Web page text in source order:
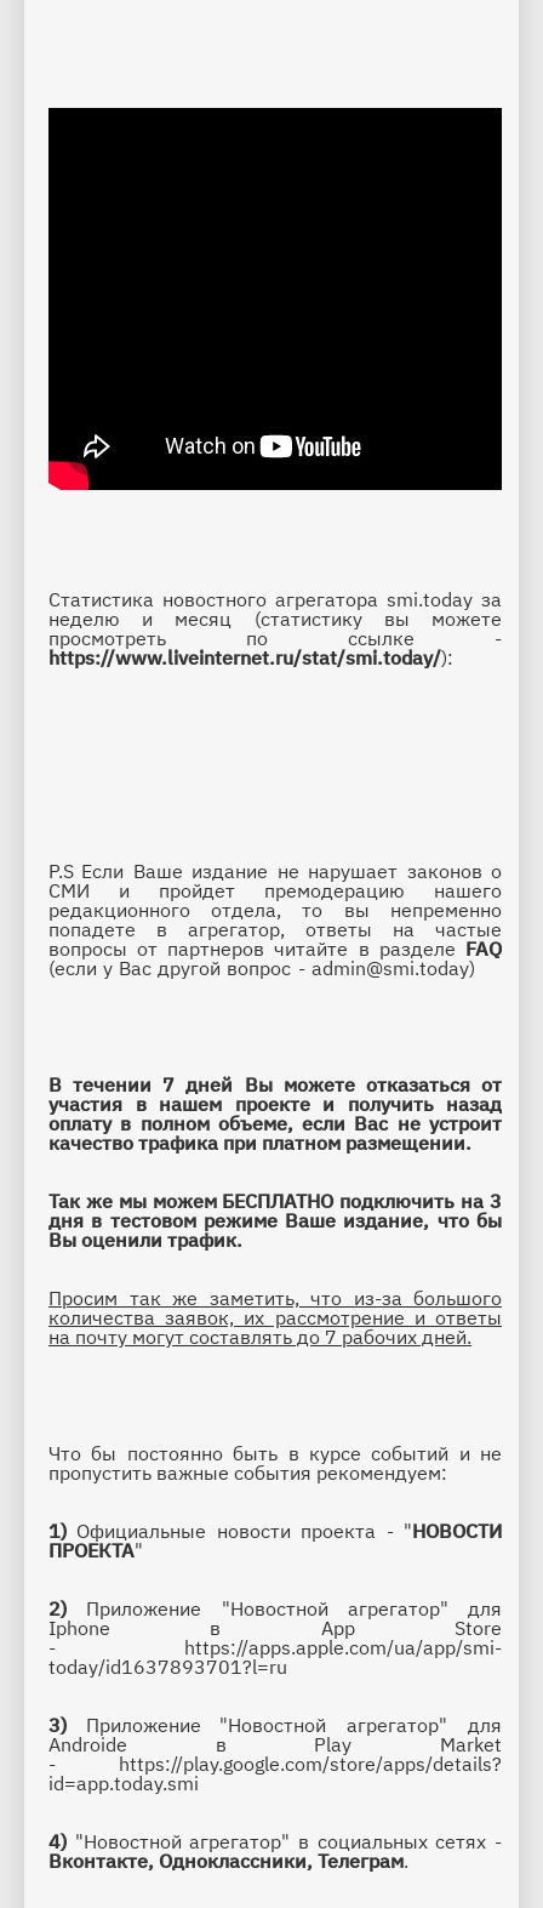
Статистика новостного агрегатора smi.today за
неделю и месяц (статистику вы можете
https://www.liveinternet.ru/stat/smi.today/):
P.S Если Ваше издание не нарушает законов о
СМИ и пройдет премодерацию нашего
редакционного отдела, то вы непременно
попадете в агрегатор, ответы на частые
вопросы от партнеров читайте в разделе
(если у Вас другой вопрос - admin@smi.today)
В течении 7 дней Вы можете отказаться от
участия в нашем проекте и получить назад
оплату в полном объеме, если Вас не устроит
качество трафика при платном размещении.
Так же мы можем БЕСПЛАТНО подключить на 3
дня в тестовом режиме Ваше издание, что бы
Вы оценили трафик.
Просим так же заметить, что из-за большого
количества заявок, их рассмотрение и ответы
на почту могут составлять до 7 рабочих дней.
Что бы постоянно быть в курсе событий и не
пропустить важные события рекомендуем:
1) Официальные новости проекта - "НОВОСТИ
ПРОЕКТА"
2) Приложение "Новостной агрегатор" для
Iphone в App Store
- https://apps.apple.com/ua/app/smi-
today/id1637893701?l=ru
3) Приложение "Новостной агрегатор" для
Androide в Play Market
- https://play.google.com/store/apps/details?
id=app.today.smi
4)
Вконтакте, Одноклассники, Телеграм.